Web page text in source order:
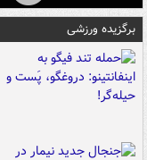
برگزیده ورزشی